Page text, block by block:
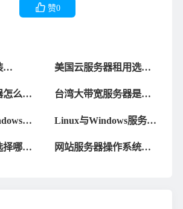
赞0
美国云服务器租用选
统?
怎么添
台湾大带宽服务器是选
好？
和
Linux与Windows服务器
择哪个
网站服务器操作系统选